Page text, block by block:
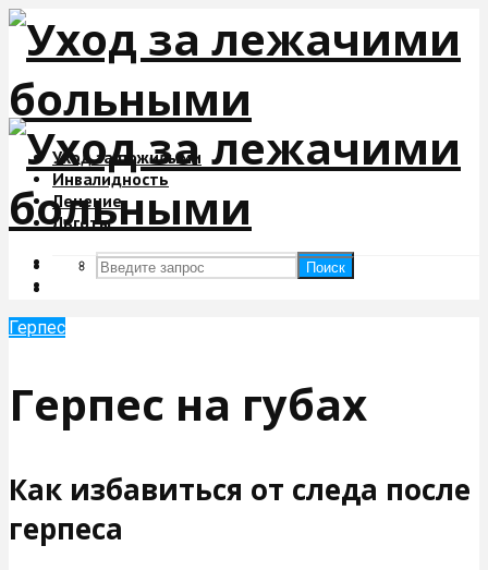
Уход за пожилыми
Инвалидность
Лечение
Льготы
Поиск
Поиск
Герпес
Герпес на губах
Как избавиться от следа после
герпеса